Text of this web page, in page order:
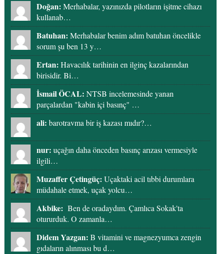
Doğan: Merhabalar, yazınızda pilotların işitme cihazı
kullanab…
Batuhan: Merhabalar benim adım batuhan öncelikle
sorum şu ben 13 y…
Ertan: Havacılık tarihinin en ilginç kazalarından
birisidir. Bi…
İsmail ÖCAL: NTSB incelemesinde yanan
parçalardan "kabin içi basınç" …
ali: barotravma bir iş kazası mıdır?…
nur: uçağın daha önceden basınç arızası vermesiyle
ilgili…
Muzaffer Çetingüç: Uçaktaki acil tıbbi durumlara
müdahale etmek, uçak yolcu…
Akbike: Ben de oradaydım. Çamlıca Sokak'ta
otururduk. O zamanla…
Didem Yazgan: B vitamini ve magnezyumca zengin
gıdaların alınması bu d…